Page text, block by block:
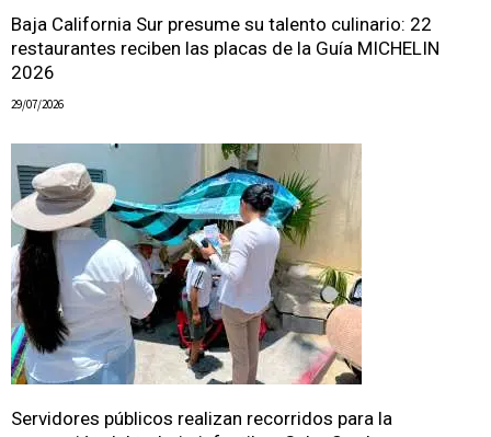
Baja California Sur presume su talento culinario: 22
restaurantes reciben las placas de la Guía MICHELIN
2026
29/07/2026
Servidores públicos realizan recorridos para la